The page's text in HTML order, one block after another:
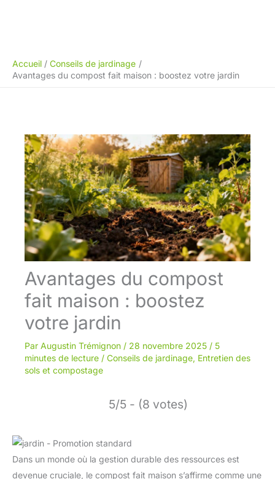
Accueil
Conseils de jardinage
Avantages du compost fait maison : boostez votre jardin
Avantages du compost
fait maison : boostez
votre jardin
Par Augustin Trémignon / 28 novembre 2025 / 5
minutes de lecture / Conseils de jardinage, Entretien des
sols et compostage
5/5 - (8 votes)
Dans un monde où la gestion durable des ressources est
devenue cruciale, le compost fait maison s’affirme comme une